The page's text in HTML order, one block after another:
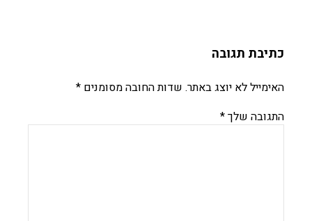
כתיבת תגובה
האימייל לא יוצג באתר. שדות החובה מסומנים *
התגובה שלך*